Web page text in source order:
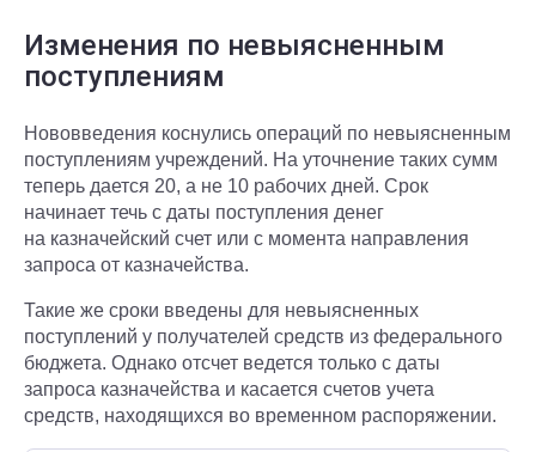
Изменения по невыясненным
поступлениям
Нововведения коснулись операций по невыясненным
поступлениям учреждений. На уточнение таких сумм
теперь дается 20, а не 10 рабочих дней. Срок
начинает течь с даты поступления денег
на казначейский счет или с момента направления
запроса от казначейства.
Такие же сроки введены для невыясненных
поступлений у получателей средств из федерального
бюджета. Однако отсчет ведется только с даты
запроса казначейства и касается счетов учета
средств, находящихся во временном распоряжении.